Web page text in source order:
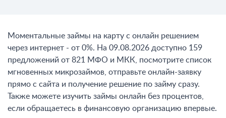
Моментальные займы на карту с онлайн решением
через интернет - от 0%. На 09.08.2026 доступно 159
предложений от 821 МФО и МКК, посмотрите список
мгновенных микрозаймов, отправьте онлайн-заявку
прямо с сайта и получение решение по займу сразу.
Также можете изучить займы онлайн без процентов,
если обращаетесь в финансовую организацию впервые.